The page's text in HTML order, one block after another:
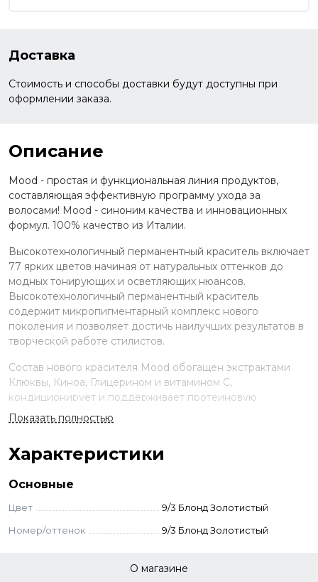
Доставка
Стоимость и способы доставки будут доступны при
оформлении заказа.
Описание
Mood - простая и функциональная линия продуктов,
составляющая эффективную программу ухода за
волосами! Mood - синоним качества и инновационных
формул. 100% качество из Италии.
Высокотехнологичный перманентный краситель включает
77 ярких цветов начиная от натуральных оттенков до
модных тонирующих и осветляющих нюансов.
Высокотехнологичный перманентный краситель
содержит микропигментарный комплекс нового
поколения и позволяет достичь наилучших результатов в
творческой работе стилистов.
Состав нового красителя Mood обогащен экстрактами
Клюквы, Киноа, Глицерином и витамином С,
кондиционирует и поддерживает протеиновую
структуру волос, сохраняя естественный гидробаланс,
наполняя твои волосы энергией. Мощные клюквенные
современного молодежномыслящего человека по
Смешайте краску и оксид в неметаллической ёмкости.
Нанесите на волосы, выдержите указанное время.
Показать полностью
Характеристики
Основные
Цвет
9/3 Блонд Золотистый
Номер/оттенок
9/3 Блонд Золотистый
О магазине